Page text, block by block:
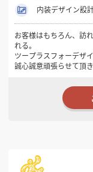
内装デザイン設
お客様はもちろん、訪
れる。
ツープラスフォーデザ
誠心誠意頑張らせて頂